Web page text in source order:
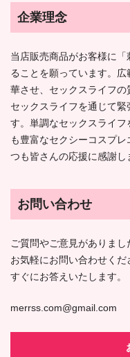
企業理念
当店販売商品がお客様に
ることを願っています。
華させ、セックスライフの
セックスライフを通じて
す。単調なセックスライ
も豊富なセクシーコスプ
つも皆さんの応援に感謝し
お問い合わせ
ご質問やご意見がありまし
お気軽にお問い合わせくだ
すぐにお答えいたします。
merrss.com@gmail.com